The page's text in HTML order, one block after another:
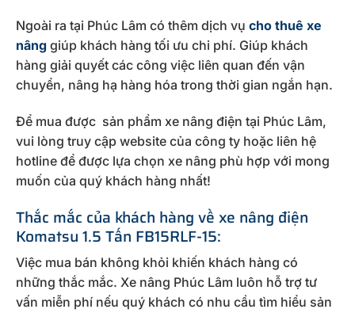
Ngoài ra tại Phúc Lâm có thêm dịch vụ cho thuê xe
nâng giúp khách hàng tối ưu chi phí. Giúp khách
hàng giải quyết các công việc liên quan đến vận
chuyển, nâng hạ hàng hóa trong thời gian ngắn hạn.
Để mua được sản phẩm xe nâng điện tại Phúc Lâm,
vui lòng truy cập website của công ty hoặc liên hệ
hotline để được lựa chọn xe nâng phù hợp với mong
muốn của quý khách hàng nhất!
Thắc mắc của khách hàng về xe nâng điện
Komatsu 1.5 Tấn FB15RLF-15:
Việc mua bán không khỏi khiến khách hàng có
những thắc mắc. Xe nâng Phúc Lâm luôn hỗ trợ tư
vấn miễn phí nếu quý khách có nhu cầu tìm hiểu sản